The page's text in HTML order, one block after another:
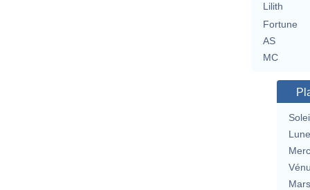
Lilith
Fortune
AS
MC
Lune
Mars